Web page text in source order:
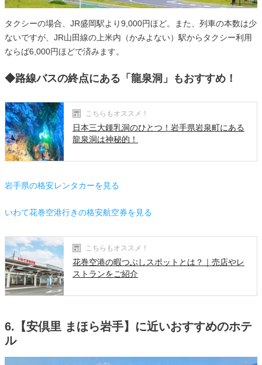
タクシーの場合、JR盛岡駅より9,000円ほど。また、列車の本数は少
ないですが、JR山田線の上米内（かみよない）駅からタクシー利用
ならば6,000円ほどで済みます。
◆路線バスの終点にある「龍泉洞」もおすすめ！
こちらもオススメ！
日本三大鍾乳洞のひとつ！岩手県岩泉町にある
龍泉洞は神秘的！
岩手県の格安レンタカーを見る
いわて花巻空港行きの格安航空券を見る
こちらもオススメ！
花巻空港の暇つぶしスポットとは？｜売店やレ
ストランをご紹介
6.【安倶里 まほら岩手】に近いおすすめのホテ
ル